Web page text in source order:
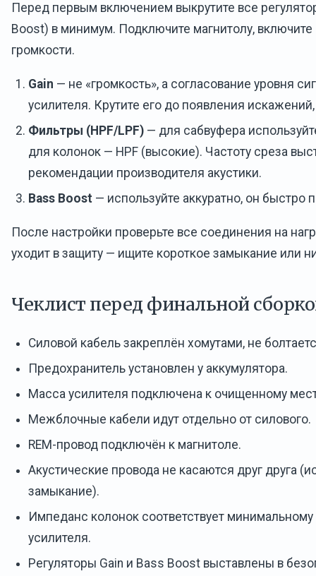
Перед первым включением выкрутите все
Boost) в минимум. Подключите магнитолу,
громкости.
Gain — не «громкость», а согласование уровня
усилителя. Крутите его до появления искажений,
Фильтры (HPF/LPF) — для сабвуфера
для колонок — HPF (высокие). Частоту среза
рекомендации производителя акустики.
Bass Boost — используйте аккуратно, он быстро
После настройки проверьте все соединения на
уходит в защиту — ищите короткое замыкание или
Чеклист перед финальной
Силовой кабель закреплён хомутами, не
Предохранитель установлен у аккумулятора.
Масса усилителя подключена к очищенному
Межблочные кабели идут отдельно от силового.
REM-провод подключён к магнитоле.
Акустические провода не касаются друг друга
замыкание).
Импеданс колонок соответствует
усилителя.
Регуляторы Gain и Bass Boost выставлены в